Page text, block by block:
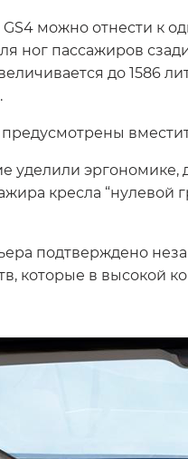
можно отнести
ног пассажиров
до 1586
эргономике,
кресла
подтверждено
которые в высокой